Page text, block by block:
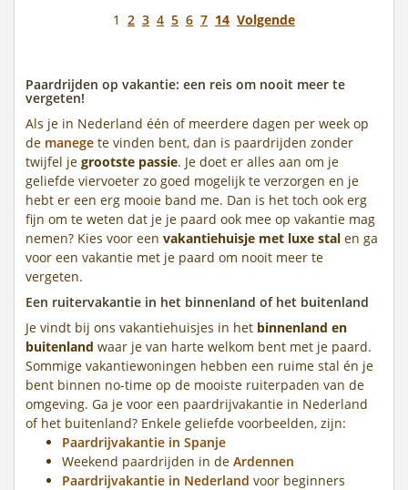
1 2 3 4 5 6 7 14 Volgende
Paardrijden op vakantie: een reis om nooit meer te
vergeten!
Als je in Nederland één of meerdere dagen per week op
de manege te vinden bent, dan is paardrijden zonder
twijfel je grootste passie. Je doet er alles aan om je
geliefde viervoeter zo goed mogelijk te verzorgen en je
hebt er een erg mooie band me. Dan is het toch ook erg
fijn om te weten dat je je paard ook mee op vakantie mag
nemen? Kies voor een vakantiehuisje met luxe stal en ga
voor een vakantie met je paard om nooit meer te
vergeten.
Een ruitervakantie in het binnenland of het buitenland
Je vindt bij ons vakantiehuisjes in het binnenland en
buitenland waar je van harte welkom bent met je paard.
Sommige vakantiewoningen hebben een ruime stal én je
bent binnen no-time op de mooiste ruiterpaden van de
omgeving. Ga je voor een paardrijvakantie in Nederland
of het buitenland? Enkele geliefde voorbeelden, zijn:
Paardrijvakantie in Spanje
Weekend paardrijden in de Ardennen
Paardrijvakantie in Nederland voor beginners